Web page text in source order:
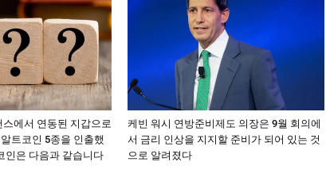
에서 연동된 지갑으로
트코인 5종을 인출했
인은 다음과 같습니다
케빈 워시 연방준비제도 의장은 9월 회의에
서 금리 인상을 지지할 준비가 되어 있는 것
으로 알려졌다